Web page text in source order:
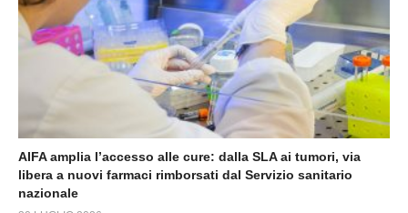
AIFA amplia l’accesso alle cure: dalla SLA ai tumori, via
libera a nuovi farmaci rimborsati dal Servizio sanitario
nazionale